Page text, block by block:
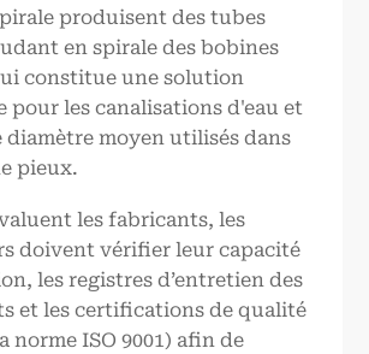
produisent des tubes
en spirale des bobines
constitue une solution
pour les canalisations d'eau et
diamètre moyen utilisés dans
pieux.
les fabricants, les
doivent vérifier leur capacité
les registres d’entretien des
et les certifications de qualité
norme ISO 9001) afin de